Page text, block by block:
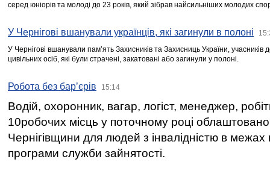
серед юніорів та молоді до 23 років, який зібрав найсильніших молодих
У Чернігові вшанували українців, які загинули в полоні
У Чернігові вшанували пам’ять Захисників та Захисниць України,
цивільних осіб, які були страчені, закатовані або загинули у полоні.
Робота без бар’єрів 15:14
Водій, охоронник, вагар, логіст, менеджер,
10робочих місць у поточному році
Чернігівщини для людей з інвалідністю в межах
програми служби зайнятості.